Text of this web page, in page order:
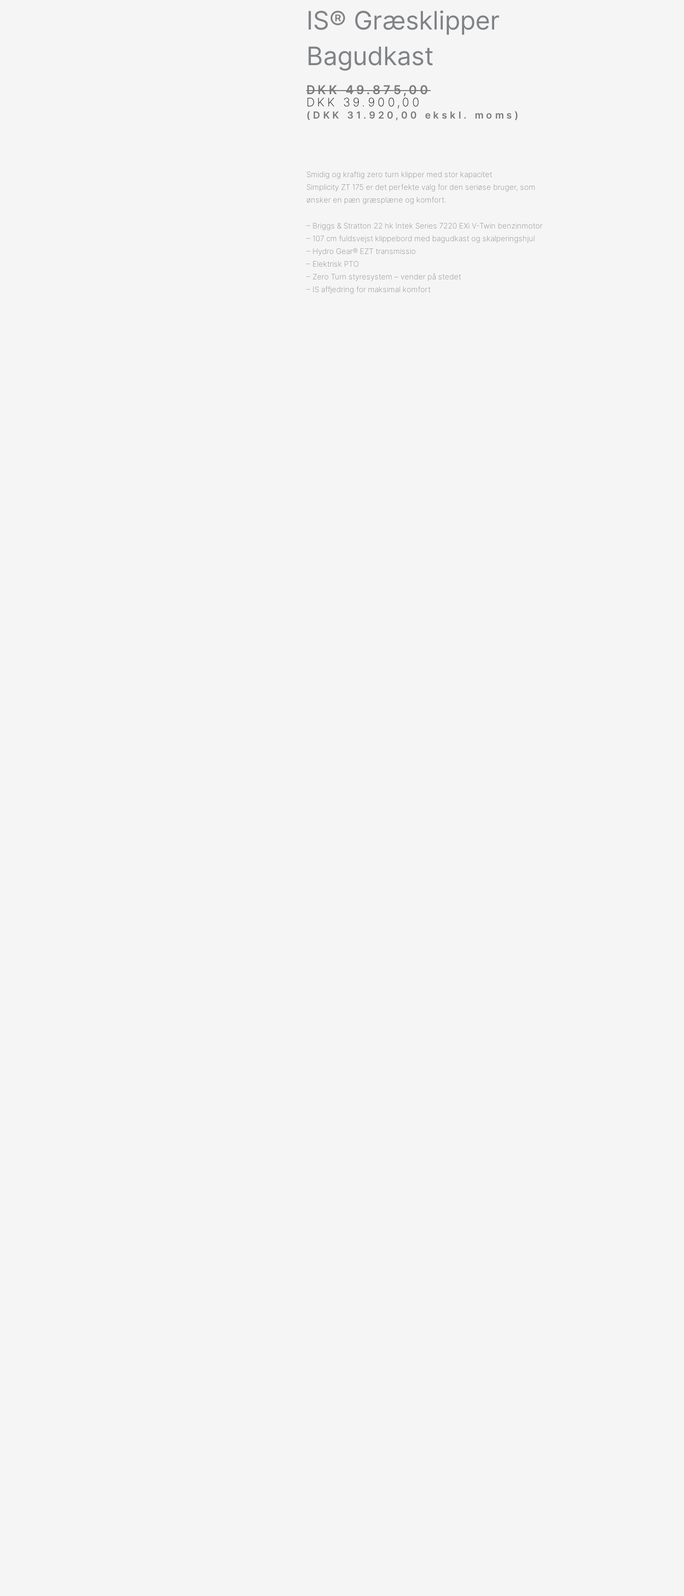
IS® Græsklipper
Bagudkast
DKK49.875,00
Den
oprindelige
pris
DKK 39.900,00
Den
aktuelle
pris
( DKK 31.920,00 ekskl. moms)
Smidig og kraftig zero turn klipper med stor kapacitet
Simplicity ZT 175 er det perfekte valg for den seriøse bruger, som
ønsker en pæn græsplæne og komfort.
– Briggs & Stratton 22 hk Intek Series 7220 EXi V-Twin benzinmotor
– 107 cm fuldsvejst klippebord med bagudkast og skalperingshjul
– Hydro Gear® EZT transmissio
– Elektrisk PTO
– Zero Turn styresystem – vender på stedet
– IS affjedring for maksimal komfort